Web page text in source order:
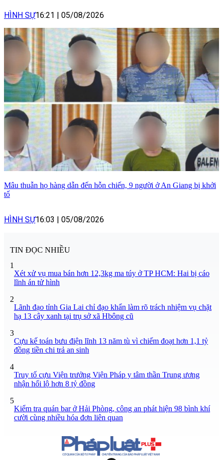
HÌNH SỰ16:21 05/08/2026
Mâu thuẫn họ hàng dẫn đến hỗn chiến, 9 người ở An Giang bị khởi
tố
HÌNH SỰ16:03 05/08/2026
TIN ĐỌC NHIỀU
1
Xét xử vụ mua bán hơn 12,3kg ma túy ở TP HCM: Hai bị cáo
lĩnh án tử hình
2
Lãnh đạo tỉnh Gia Lai chỉ đạo khẩn làm rõ trách nhiệm vụ chặt
hạ 13 cây xanh tại trụ sở xã Hbông cũ
3
Cựu kế toán bưu điện lĩnh 13 năm tù vì chiếm đoạt hơn 1,1 tỷ
đồng tiền chi trả an sinh
4
Truy tố cựu Viện trưởng Viện Pháp y tâm thần Trung ương
nhận hối lộ hơn 8 tỷ đồng
5
Kiểm tra quán bar ở Hải Phòng, công an phát hiện 98 bình khí
cười cùng nhiều hóa đơn liên quan